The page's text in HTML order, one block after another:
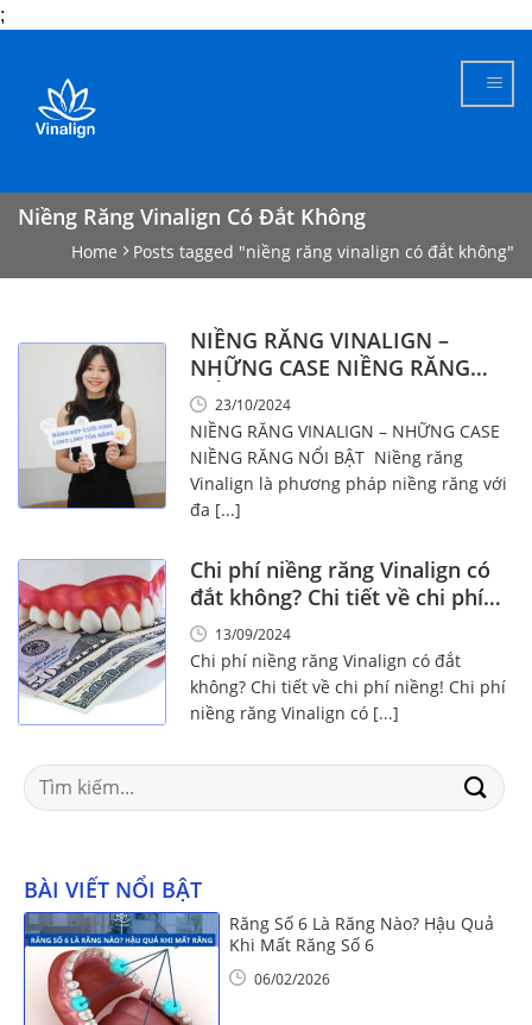
;
content
Niềng Răng Vinalign Có Đắt Không
Home Posts tagged "niềng răng vinalign có đắt không"
NIỀNG RĂNG VINALIGN –
NHỮNG CASE NIỀNG RĂNG
NỔI BẬT
23/10/2024
NIỀNG RĂNG VINALIGN – NHỮNG CASE
NIỀNG RĂNG NỔI BẬT Niềng răng
Vinalign là phương pháp niềng răng với
đa [...]
Chi phí niềng răng Vinalign có
đắt không? Chi tiết về chi phí
niềng!
13/09/2024
Chi phí niềng răng Vinalign có đắt
không? Chi tiết về chi phí niềng! Chi phí
niềng răng Vinalign có [...]
Search
for:
BÀI VIẾT NỔI BẬT
Răng Số 6 Là Răng Nào? Hậu Quả
Khi Mất Răng Số 6
06/02/2026